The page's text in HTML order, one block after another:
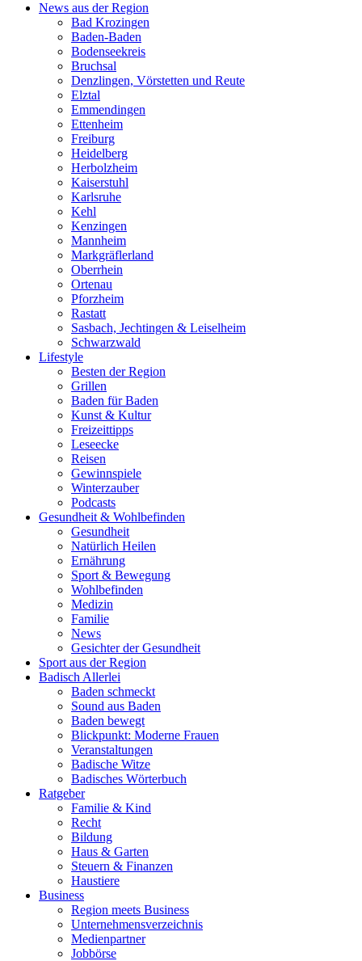
News aus der Region
Bad Krozingen
Baden-Baden
Bodenseekreis
Bruchsal
Denzlingen, Vörstetten und Reute
Elztal
Emmendingen
Ettenheim
Freiburg
Heidelberg
Herbolzheim
Kaiserstuhl
Karlsruhe
Kehl
Kenzingen
Mannheim
Markgräflerland
Oberrhein
Ortenau
Pforzheim
Rastatt
Sasbach, Jechtingen & Leiselheim
Schwarzwald
Lifestyle
Besten der Region
Grillen
Baden für Baden
Kunst & Kultur
Freizeittipps
Leseecke
Reisen
Gewinnspiele
Winterzauber
Podcasts
Gesundheit & Wohlbefinden
Gesundheit
Natürlich Heilen
Ernährung
Sport & Bewegung
Wohlbefinden
Medizin
Familie
News
Gesichter der Gesundheit
Sport aus der Region
Badisch Allerlei
Baden schmeckt
Sound aus Baden
Baden bewegt
Blickpunkt: Moderne Frauen
Veranstaltungen
Badische Witze
Badisches Wörterbuch
Ratgeber
Familie & Kind
Recht
Bildung
Haus & Garten
Steuern & Finanzen
Haustiere
Business
Region meets Business
Unternehmensverzeichnis
Medienpartner
Jobbörse